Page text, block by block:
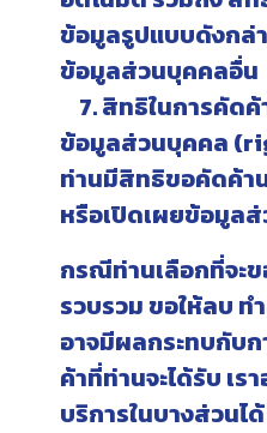
ข้อมูลรูปแบบดังกล่
ข้อมูลส่วนบุคคลอื่น
7. สิทธิในการคัด
ข้อมูลส่วนบุคคล
ท่านมีสิทธิขอคัดค้า
หรือเปิดเผยข้อมูล
กรณีท่านเลือกที่จะ
รวบรวม ขอให้ลบ ท
อาจมีผลกระทบกับก
ค้าที่ท่านจะได้รับ เร
บริการในบางส่วนได้